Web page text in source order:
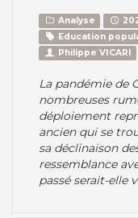
Analyse
Education
Philippe VICARI
La pandémie de
nombreuses
déploiement
ancien qui se
sa déclinaison
ressemblance
passé serait-elle